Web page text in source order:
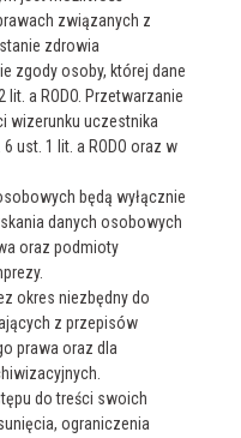
związanych z
zdrowia
zgody osoby, której dane
a RODO. Przetwarzanie
wizerunku uczestnika
ust. 1 lit. a RODO oraz w
będą wyłącznie
danych osobowych
oraz podmioty
okres niezbędny do
z przepisów
prawa oraz dla
do treści swoich
ograniczenia